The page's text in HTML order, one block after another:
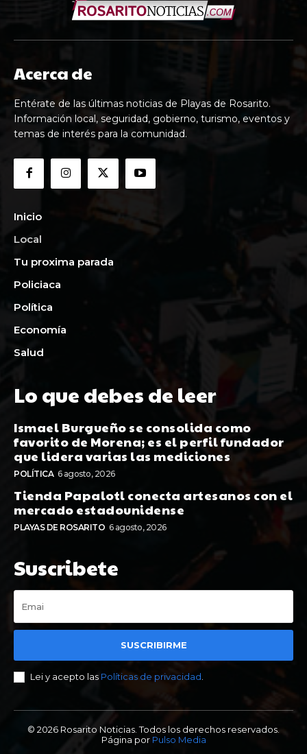
Acerca de
Entérate de las últimas noticias de Playas de Rosarito.
Información local, seguridad, gobierno, turismo, eventos y
temas de interés para la comunidad.
Inicio
Local
Tu proxima parada
Policiaca
Política
Economía
Salud
Lo que debes de leer
Ismael Burgueño se consolida como
favorito de Morena; es el perfil fundador
que lidera varias las mediciones
POLÍTICA 6 agosto, 2026
Tienda Papalotl conecta artesanos con el
mercado estadounidense
PLAYAS DE ROSARITO 6 agosto, 2026
Suscribete
SUSCRIBIRME
Lei y acepto las Políticas de privacidad
© 2026 Rosarito Noticias. Todos los derechos reservados.
Página por Pulso Media